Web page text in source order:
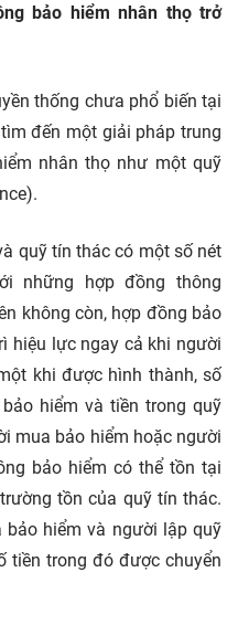
bảo hiểm nhân thọ trở
thống chưa phổ biến tại
đến một giải pháp trung
nhân thọ như một quỹ
quỹ tín thác có một số nét
những hợp đồng thông
không còn, hợp đồng bảo
hiệu lực ngay cả khi người
khi được hình thành, số
hiểm và tiền trong quỹ
mua bảo hiểm hoặc người
bảo hiểm có thể tồn tại
tồn của quỹ tín thác.
hiểm và người lập quỹ
tiền trong đó được chuyển